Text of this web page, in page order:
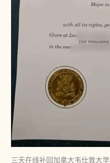
三天在线补回加拿大韦仕敦大